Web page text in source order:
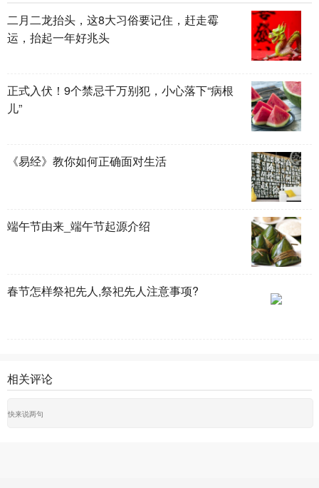
二月二龙抬头，这8大习俗要记住，赶走霉
运，抬起一年好兆头
正式入伏！9个禁忌千万别犯，小心落下“病根
儿”
《易经》教你如何正确面对生活
端午节由来_端午节起源介绍
春节怎样祭祀先人,祭祀先人注意事项?
相关评论